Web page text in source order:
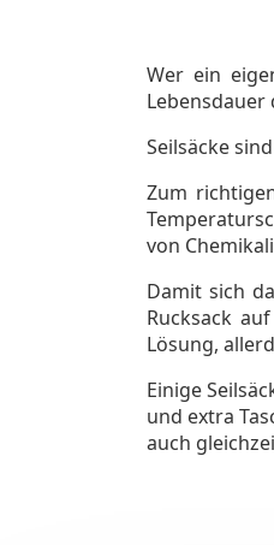
Wer ein
Lebensdauer
Seilsäcke
Zum
von
Damit sich
Rucksack
Lösung,
Einige
und extra
auch